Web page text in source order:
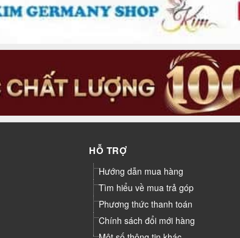
HỖ TRỢ
Hướng dẫn mua hàng
Tìm hiểu về mua trả góp
Phương thức thanh toán
Chính sách đổi mới hàng